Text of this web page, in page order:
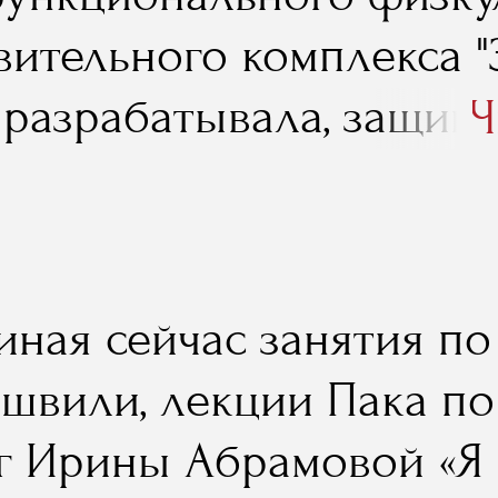
комплекса
необходимые
менеджмента, но
дела в
применить. И
сейчас занятия
лекции Пака по
Ирины Абрамовой «Я